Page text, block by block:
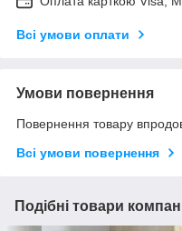
Всі умови оплати
Умови повернення
Повернення товару
Всі умови повернення
Подібні товари